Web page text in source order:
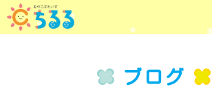
ブログ